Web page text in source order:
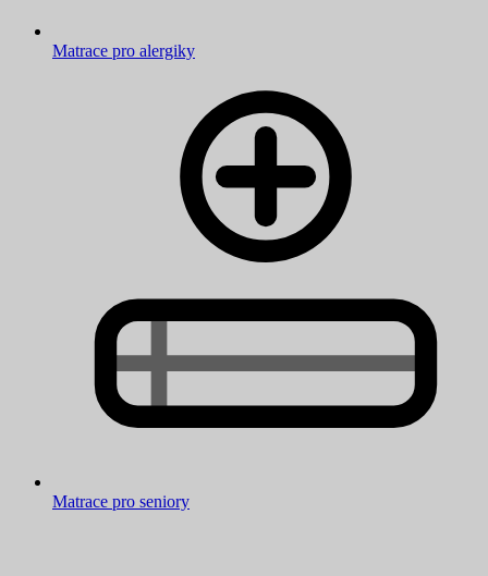
Matrace pro alergiky
Matrace pro seniory